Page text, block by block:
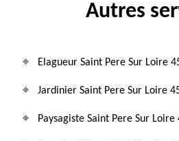
Autres
Elagueur Saint Pere Sur Loire
Jardinier Saint Pere Sur Loire
Paysagiste Saint Pere Sur Loire